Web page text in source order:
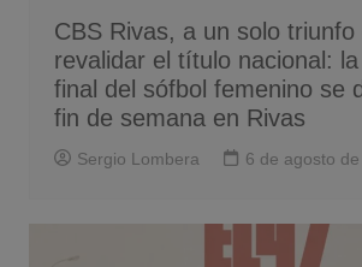
CBS Rivas, a un solo triunfo
revalidar el título nacional:
final del sófbol femenino se
fin de semana en Rivas
Sergio Lombera 6 de agosto